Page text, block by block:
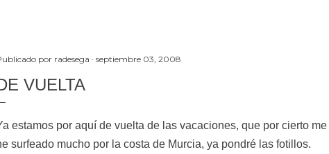
por radesega septiembre 03, 2008
VUELTA
estamos por aquí de vuelta de las vacaciones, que por cierto
surfeado mucho por la costa de Murcia, ya pondré las fotillos.